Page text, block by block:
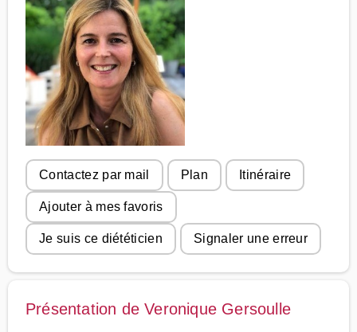
Contactez par mail Plan Itinéraire
Ajouter à mes favoris
Je suis ce diététicien Signaler une erreur
Présentation de Veronique Gersoulle